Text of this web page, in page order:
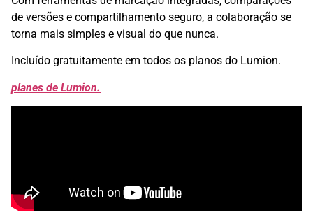
de versões e compartilhamento seguro, a colaboração se
torna mais simples e visual do que nunca.
Incluído gratuitamente em todos os planos do Lumion.
planes de Lumion.